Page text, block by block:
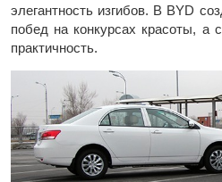
элегантность изгибов. В BYD
побед на конкурсах красоты, а
практичность.